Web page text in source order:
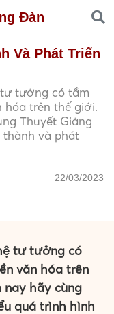
Đàn
Và Phát Triển
tưởng có tầm
hóa trên thế giới.
Thuyết Giảng
thành và phát
22/03/2023
tư tưởng có
văn hóa trên
hãy cùng
quá trình hình